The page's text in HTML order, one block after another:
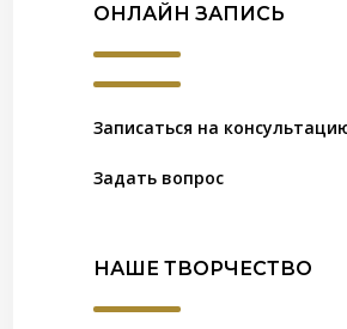
ОНЛАЙН ЗАПИСЬ
Записаться на
Задать вопрос
НАШЕ ТВОРЧЕСТВО